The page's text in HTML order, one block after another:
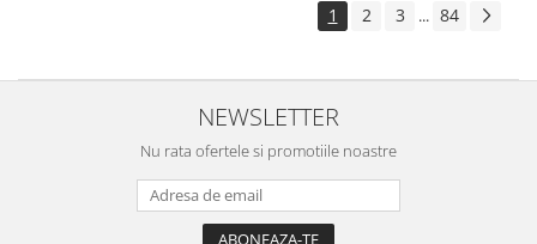
1 2 3 ... 84
NEWSLETTER
Nu rata ofertele si promotiile noastre